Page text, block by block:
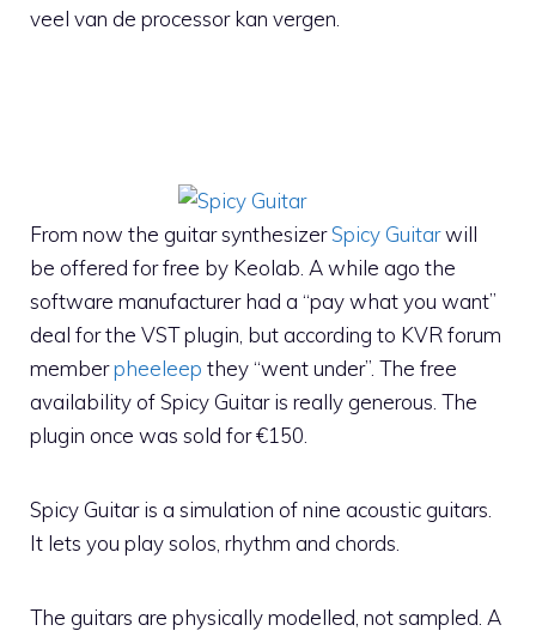
veel van de processor kan vergen.
From now the guitar synthesizerSpicy Guitarwill
be offered for free by Keolab. A while ago the
software manufacturer had a “pay what you want”
deal for the VST plugin, but according to KVR forum
memberpheeleep they “went under”. The free
availability of Spicy Guitar is really generous. The
plugin once was sold for €150.
Spicy Guitar is a simulation of nine acoustic guitars.
It lets you play solos, rhythm and chords.
The guitars are physically modelled, not sampled. A